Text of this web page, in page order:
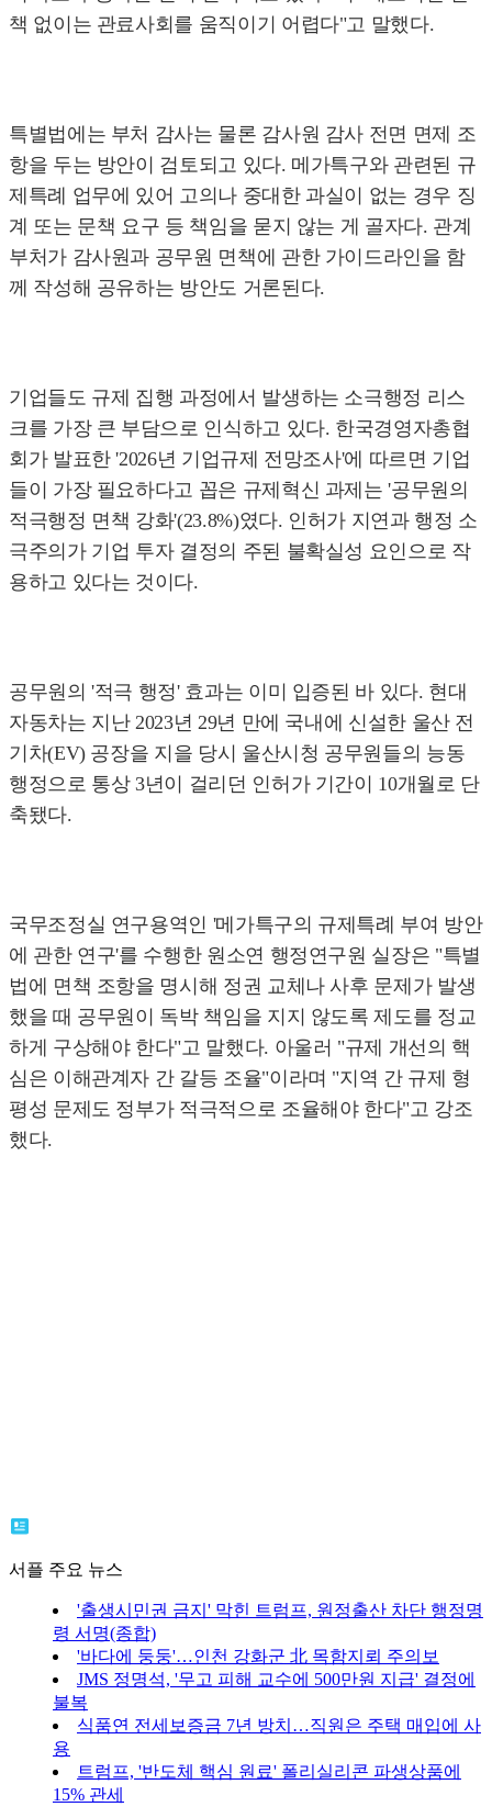
책 없이는 관료사회를 움직이기 어렵다"고 말했다.
특별법에는 부처 감사는 물론 감사원 감사 전면 면제 조
항을 두는 방안이 검토되고 있다. 메가특구와 관련된 규
제특례 업무에 있어 고의나 중대한 과실이 없는 경우 징
계 또는 문책 요구 등 책임을 묻지 않는 게 골자다. 관계
부처가 감사원과 공무원 면책에 관한 가이드라인을 함
께 작성해 공유하는 방안도 거론된다.
기업들도 규제 집행 과정에서 발생하는 소극행정 리스
크를 가장 큰 부담으로 인식하고 있다. 한국경영자총협
회가 발표한 '2026년 기업규제 전망조사'에 따르면 기업
들이 가장 필요하다고 꼽은 규제혁신 과제는 '공무원의
적극행정 면책 강화'(23.8%)였다. 인허가 지연과 행정 소
극주의가 기업 투자 결정의 주된 불확실성 요인으로 작
용하고 있다는 것이다.
공무원의 '적극 행정' 효과는 이미 입증된 바 있다. 현대
자동차는 지난 2023년 29년 만에 국내에 신설한 울산 전
기차(EV) 공장을 지을 당시 울산시청 공무원들의 능동
행정으로 통상 3년이 걸리던 인허가 기간이 10개월로 단
축됐다.
국무조정실 연구용역인 '메가특구의 규제특례 부여 방안
에 관한 연구'를 수행한 원소연 행정연구원 실장은 "특별
법에 면책 조항을 명시해 정권 교체나 사후 문제가 발생
했을 때 공무원이 독박 책임을 지지 않도록 제도를 정교
하게 구상해야 한다"고 말했다. 아울러 "규제 개선의 핵
심은 이해관계자 간 갈등 조율"이라며 "지역 간 규제 형
평성 문제도 정부가 적극적으로 조율해야 한다"고 강조
했다.
서플 주요 뉴스
'출생시민권 금지' 막힌 트럼프, 원정출산 차단 행정명
령 서명(종합)
'바다에 둥둥'…인천 강화군 北 목함지뢰 주의보
JMS 정명석, '무고 피해 교수에 500만원 지급' 결정에
불복
식품연 전세보증금 7년 방치…직원은 주택 매입에 사
용
트럼프, '반도체 핵심 원료' 폴리실리콘 파생상품에
15% 관세